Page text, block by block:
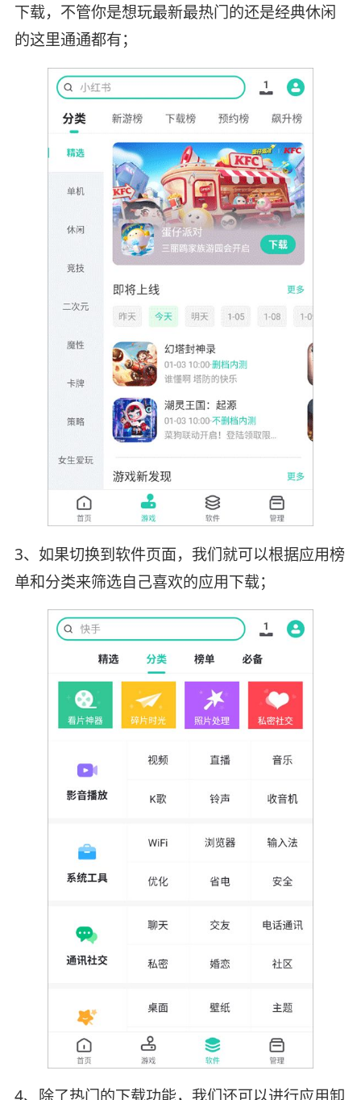
下载，不管你是想玩最新最热门的还是经典休闲
的这里通通都有；
3、如果切换到软件页面，我们就可以根据应用榜
单和分类来筛选自己喜欢的应用下载；